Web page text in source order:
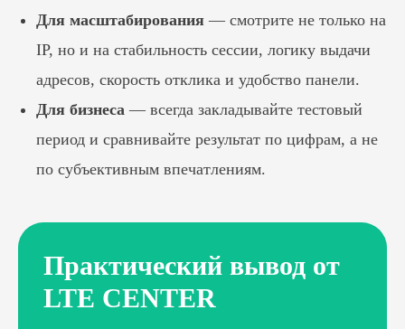
Для масштабирования — смотрите не только на
IP, но и на стабильность сессии, логику выдачи
адресов, скорость отклика и удобство панели.
Для бизнеса — всегда закладывайте тестовый
период и сравнивайте результат по цифрам, а не
по субъективным впечатлениям.
Практический вывод от
LTE CENTER